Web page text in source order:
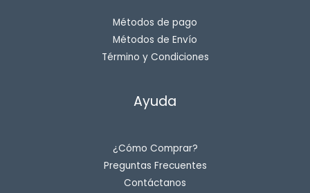
Métodos de pago
Métodos de Envío
Término y Condiciones
Ayuda
¿Cómo Comprar?
Preguntas Frecuentes
Contáctanos